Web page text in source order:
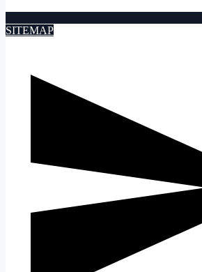
SITEMAP